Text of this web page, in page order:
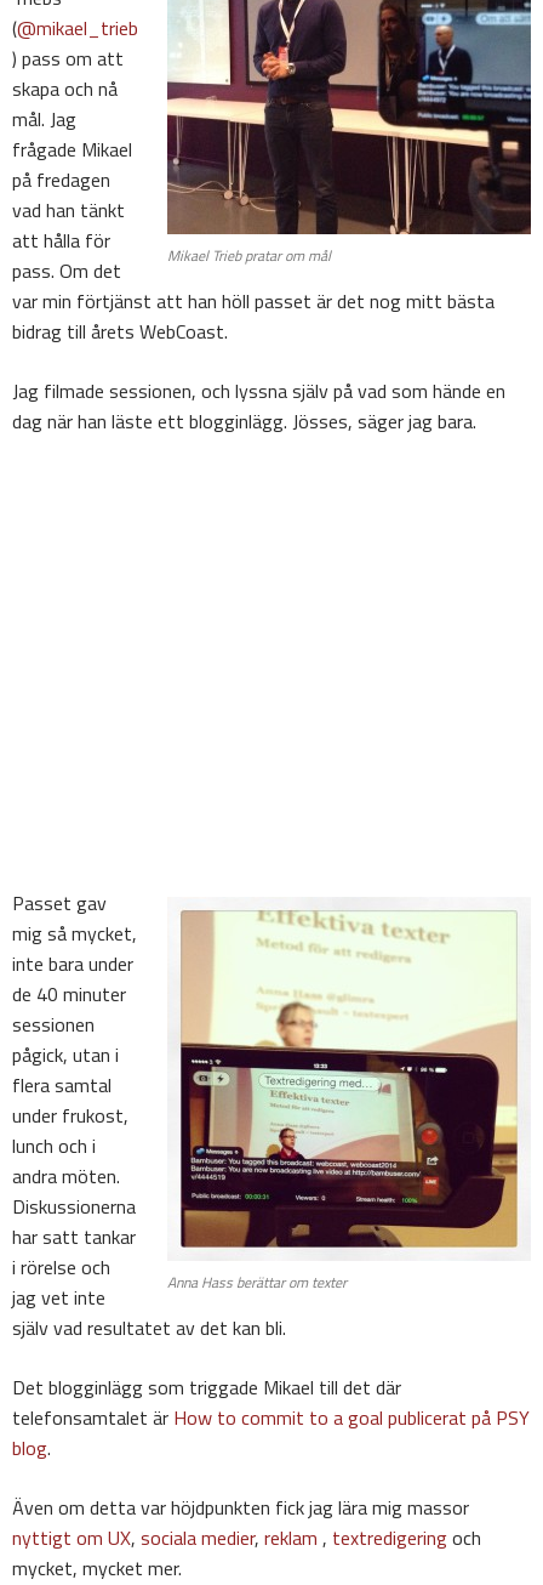
Mikael Trieb pratar om mål
(@mikael_trieb
) pass om att
skapa och nå
mål. Jag
frågade Mikael
på fredagen
vad han tänkt
att hålla för
pass. Om det
var min förtjänst att han höll passet är det nog mitt bästa
bidrag till årets WebCoast.
Jag filmade sessionen, och lyssna själv på vad som hände en
dag när han läste ett blogginlägg. Jösses, säger jag bara.
Anna Hass berättar om texter
Passet gav
mig så mycket,
inte bara under
de 40 minuter
sessionen
pågick, utan i
flera samtal
under frukost,
lunch och i
andra möten.
Diskussionerna
har satt tankar
i rörelse och
jag vet inte
själv vad resultatet av det kan bli.
Det blogginlägg som triggade Mikael till det där
telefonsamtalet är How to commit to a goal publicerat på PSY
blog.
Även om detta var höjdpunkten fick jag lära mig massor
nyttigt om UX, sociala medier, reklam , textredigeringoch
mycket, mycket mer.